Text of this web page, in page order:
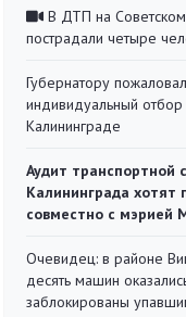
В ДТП на Советском
пострадали четыре
Губернатору
индивидуальный
Калининграде
Аудит транспортной
Калининграда хотят
совместно с мэрией
Очевидец: в районе
десять машин
заблокированы